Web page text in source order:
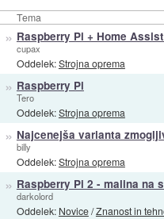
Tema
» Raspberry Pi + Home
cupax
Oddelek:Strojna oprema
» Raspberry Pi
Tero
Oddelek:Strojna oprema
» Najcenejša varianta
billy
Oddelek:Strojna oprema
» Raspberry Pi 2 - malina na
darkolord
Oddelek: Novice/Znanost in